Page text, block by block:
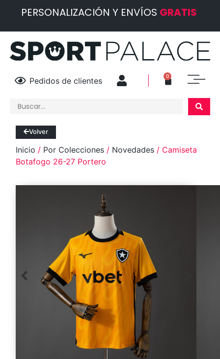
PERSONALIZACIÓN Y ENVÍOS GRATIS
Pedidos de clientes 0
Volver
Inicio / Por Colecciones / Novedades / Camiseta
Botafogo 26-27 Portero